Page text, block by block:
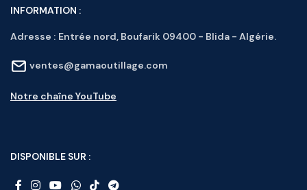
INFORMATION :
Adresse : Entrée nord, Boufarik 09400 - Blida - Algérie.
ventes@gamaoutillage.com
Notre chaîne YouTube
DISPONIBLE SUR :